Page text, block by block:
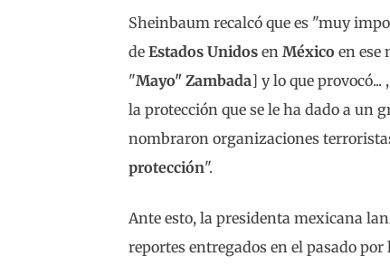
Sheinbaum recalcó que es "muy
de Estados Unidos en México en ese
"Mayo" Zambada] y lo que
la protección que se le ha dado a un
nombraron organizaciones
protección".
Ante esto, la presidenta mexicana
reportes entregados en el pasado